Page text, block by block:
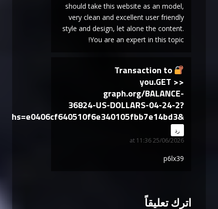
should take this website as an model,
very clean and excellent user friendly
style and design, let alone the content.
You are an expert in this topic!
Transaction to
you.GET >>
graph.org/BALANCE-
36824-US-DOLLARS-04-24-2?
hs=e0406cf640510f6e340105fbb7e14bd3&
says:
25/06/2026 at 11:36
رد
p6lx39
اترك تعليقاً